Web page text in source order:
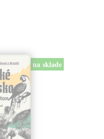
na sklade